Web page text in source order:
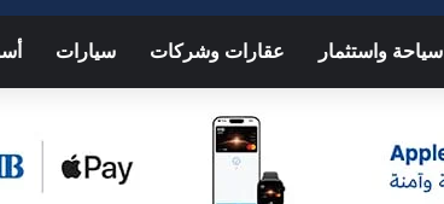
سياحة واستثمار عقارات وشركات سيارات